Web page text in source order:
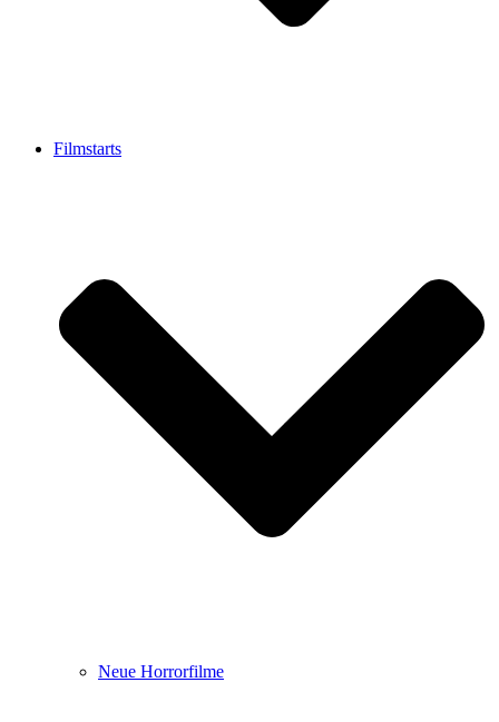
Filmstarts
Neue Horrorfilme